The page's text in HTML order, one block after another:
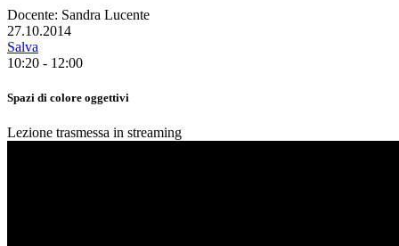
Docente: Sandra Lucente
27.10.2014
Salva
10:20 - 12:00
Spazi di colore oggettivi
Lezione trasmessa in streaming